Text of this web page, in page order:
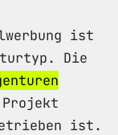
ist
Die
ist.